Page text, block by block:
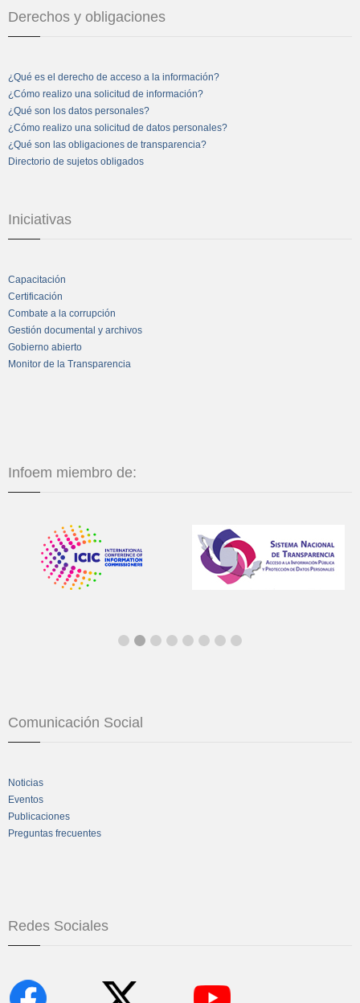
Derechos y obligaciones
¿Qué es el derecho de acceso a la información?
¿Cómo realizo una solicitud de información?
¿Qué son los datos personales?
¿Cómo realizo una solicitud de datos personales?
¿Qué son las obligaciones de transparencia?
Directorio de sujetos obligados
Iniciativas
Capacitación
Certificación
Combate a la corrupción
Gestión documental y archivos
Gobierno abierto
Monitor de la Transparencia
Infoem miembro de:
Comunicación Social
Noticias
Eventos
Publicaciones
Preguntas frecuentes
Redes Sociales